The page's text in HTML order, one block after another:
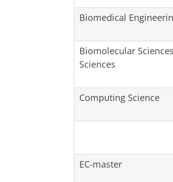
Biomedical
Biomolecular
Sciences
Computing Science
EC-master